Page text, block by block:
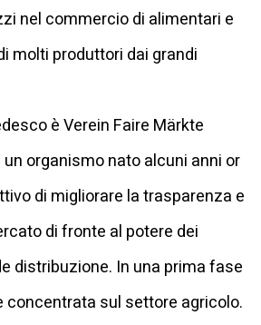
nel commercio di alimentari e
molti produttori dai grandi
è Verein Faire Märkte
organismo nato alcuni anni or
di migliorare la trasparenza e
di fronte al potere dei
distribuzione. In una prima fase
concentrata sul settore agricolo.